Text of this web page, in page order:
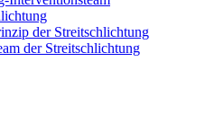
der Streitschlichtung
der Streitschlichtung